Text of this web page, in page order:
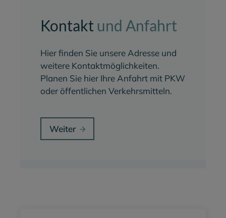
Kontakt und Anfahrt
Hier finden Sie unsere Adresse und
weitere Kontaktmöglichkeiten.
Planen Sie hier Ihre Anfahrt mit PKW
oder öffentlichen Verkehrsmitteln.
Weiter